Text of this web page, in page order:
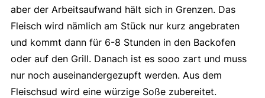
aber der Arbeitsaufwand hält sich in Grenzen. Das
Fleisch wird nämlich am Stück nur kurz angebraten
und kommt dann für 6-8 Stunden in den Backofen
oder auf den Grill. Danach ist es sooo zart und muss
nur noch auseinandergezupft werden. Aus dem
Fleischsud wird eine würzige Soße zubereitet.